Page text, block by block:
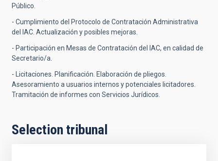
Público.
- Cumplimiento del Protocolo de Contratación Administrativa
del IAC. Actualización y posibles mejoras.
- Participación en Mesas de Contratación del IAC, en calidad de
Secretario/a.
- Licitaciones. Planificación. Elaboración de pliegos.
Asesoramiento a usuarios internos y potenciales licitadores.
Tramitación de informes con Servicios Jurídicos.
Selection tribunal